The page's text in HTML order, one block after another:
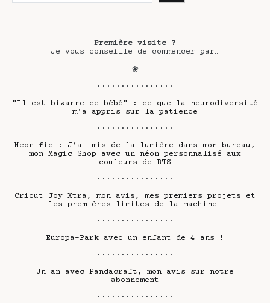
Première visite ?
Je vous conseille de commencer par…
❀
················
"Il est bizarre ce bébé" : ce que la neurodiversité
m'a appris sur la patience
················
Neonific : J’ai mis de la lumière dans mon bureau,
mon Magic Shop avec un néon personnalisé aux
couleurs de BTS
················
Cricut Joy Xtra, mon avis, mes premiers projets et
les premières limites de la machine…
················
Europa-Park avec un enfant de 4 ans !
················
Un an avec Pandacraft, mon avis sur notre
abonnement
················